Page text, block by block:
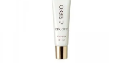
と年齢の関係に着目。点在するシミ
だけでなく、メラニンが蓄積しがち
な年齢肌の“メラニンメタボ(*3)”に
アプローチして、澄みわたる美肌を
目指します。*1 メラニンの生成を
抑え、シミ・ソバカスを防ぐ*2 年